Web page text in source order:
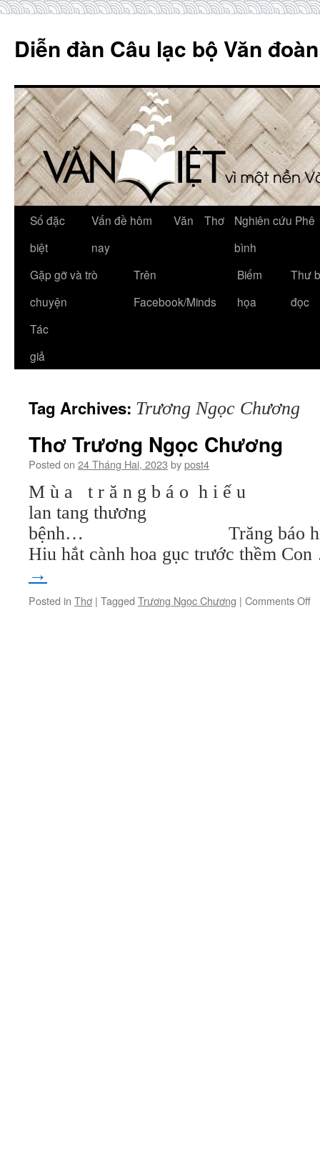
content
Diễn đàn Câu lạc bộ Văn
Số đặc
biệt
Vấn đề hôm
nay
Văn Thơ
Nghiên cứu Phê
bình
Gặp gỡ và trò
chuyện
Trên
Facebook/Minds
Biếm
họa
Thư
đọc
Tác
giả
Tag Archives: Trương Ngọc Chương
Thơ Trương Ngọc Chương
Posted on 24 Tháng Hai, 2023 bypost4
M ù a t r ă n g b á o h
lan tang thương
bệnh… Trăng báo hiếu
Hiu hắt cành hoa gục trước thềm
→
Posted in Thơ | Tagged Trương Ngọc Chương | Comments Off